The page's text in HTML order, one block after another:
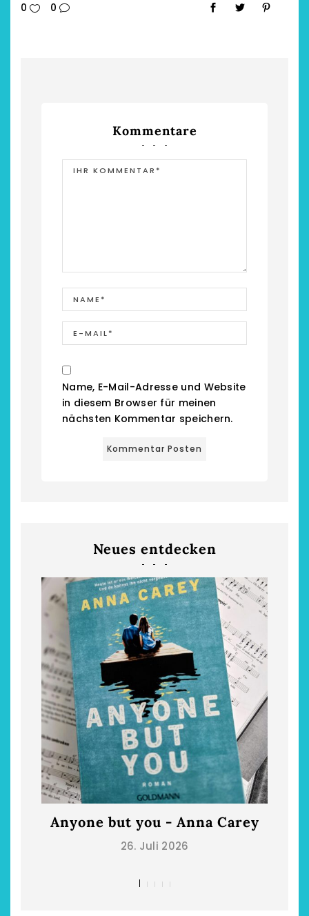
Hofcafés am
Niederrhein
2. Mai 2026
Restsommer -
5. April 2026
Neues entdecken
Anyone but you - Anna Carey
26. Juli 2026
0 0
Kommentare
Name, E-Mail-Adresse und Website
in diesem Browser für meinen
nächsten Kommentar speichern.